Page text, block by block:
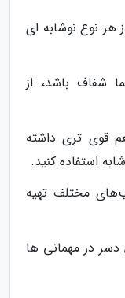
هر نوع نوشابه ای
شفاف باشد، از
قوی تری داشته
مختلف تهیه
دسر در مهمانی ها